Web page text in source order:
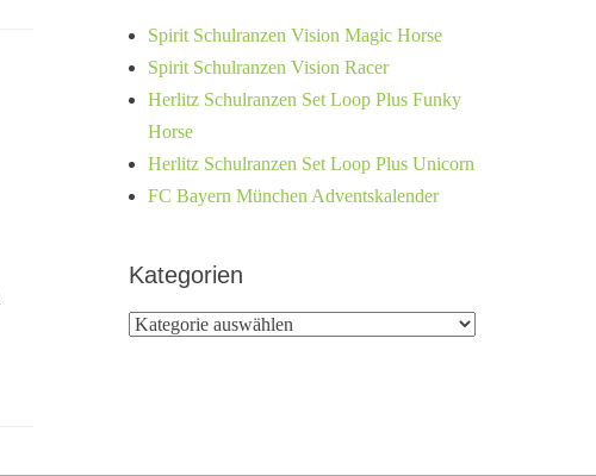
Spirit Schulranzen Vision Magic Horse
Spirit Schulranzen Vision Racer
Herlitz Schulranzen Set Loop Plus Funky
Horse
Herlitz Schulranzen Set Loop Plus Unicorn
FC Bayern München Adventskalender
Kategorien
Kategorien